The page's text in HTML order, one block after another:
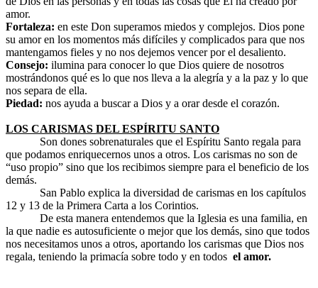
amor.
Fortaleza: en este Don superamos miedos y complejos. Dios pone
su amor en los momentos más difíciles y complicados para que nos
mantengamos fieles y no nos dejemos vencer por el desaliento.
Consejo: ilumina para conocer lo que Dios quiere de nosotros
mostrándonos qué es lo que nos lleva a la alegría y a la paz y lo que
nos separa de ella.
Piedad: nos ayuda a buscar a Dios y a orar desde el corazón.
LOS CARISMAS DEL ESPÍRITU SANTO
Son dones sobrenaturales que el Espíritu Santo regala para
que podamos enriquecernos unos a otros. Los carismas no son de
“uso propio” sino que los recibimos siempre para el beneficio de los
demás.
San Pablo explica la diversidad de carismas en los capítulos
12 y 13 de la Primera Carta a los Corintios.
De esta manera entendemos que la Iglesia es una familia, en
la que nadie es autosuficiente o mejor que los demás, sino que todos
nos necesitamos unos a otros, aportando los carismas que Dios nos
regala, teniendo la primacía sobre todo y en todos el amor.